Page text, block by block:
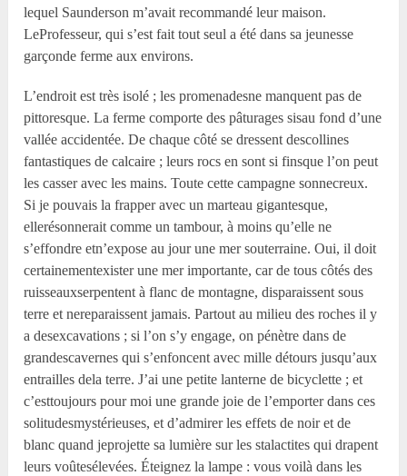
lequel Saunderson m’avait recommandé leur maison.
LeProfesseur, qui s’est fait tout seul a été dans sa jeunesse
garçonde ferme aux environs.
L’endroit est très isolé ; les promenadesne manquent pas de
pittoresque. La ferme comporte des pâturages sisau fond d’une
vallée accidentée. De chaque côté se dressent descollines
fantastiques de calcaire ; leurs rocs en sont si finsque l’on peut
les casser avec les mains. Toute cette campagne sonnecreux.
Si je pouvais la frapper avec un marteau gigantesque,
ellerésonnerait comme un tambour, à moins qu’elle ne
s’effondre etn’expose au jour une mer souterraine. Oui, il doit
certainementexister une mer importante, car de tous côtés des
ruisseauxserpentent à flanc de montagne, disparaissent sous
terre et nereparaissent jamais. Partout au milieu des roches il y
a desexcavations ; si l’on s’y engage, on pénètre dans de
grandescavernes qui s’enfoncent avec mille détours jusqu’aux
entrailles dela terre. J’ai une petite lanterne de bicyclette ; et
c’esttoujours pour moi une grande joie de l’emporter dans ces
solitudesmystérieuses, et d’admirer les effets de noir et de
blanc quand jeprojette sa lumière sur les stalactites qui drapent
leurs voûtesélevées. Éteignez la lampe : vous voilà dans les